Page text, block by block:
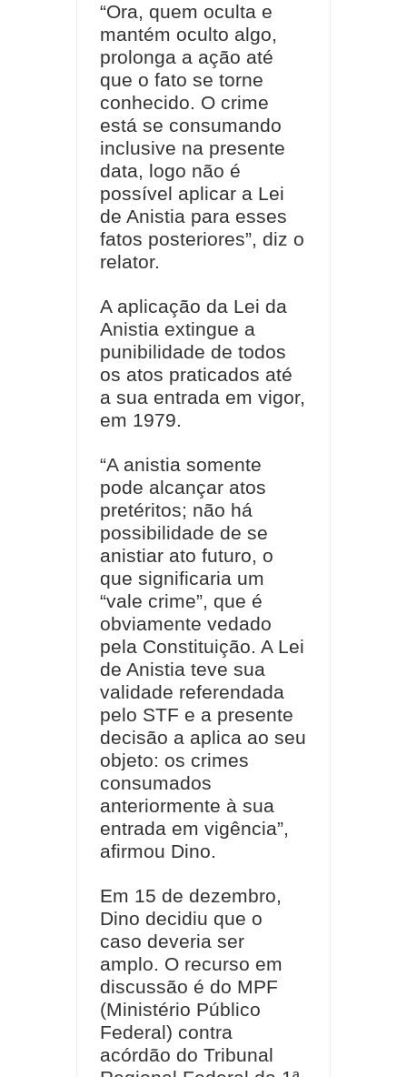
“Ora, quem oculta e
mantém oculto algo,
prolonga a ação até
que o fato se torne
conhecido. O crime
está se consumando
inclusive na presente
data, logo não é
possível aplicar a Lei
de Anistia para esses
fatos posteriores”, diz o
relator.
A aplicação da Lei da
Anistia extingue a
punibilidade de todos
os atos praticados até
a sua entrada em vigor,
em 1979.
“A anistia somente
pode alcançar atos
pretéritos; não há
possibilidade de se
anistiar ato futuro, o
que significaria um
“vale crime”, que é
obviamente vedado
pela Constituição. A Lei
de Anistia teve sua
validade referendada
pelo STF e a presente
decisão a aplica ao seu
objeto: os crimes
consumados
anteriormente à sua
entrada em vigência”,
afirmou Dino.
Em 15 de dezembro,
Dino decidiu que o
caso deveria ser
amplo. O recurso em
discussão é do MPF
(Ministério Público
Federal) contra
acórdão do Tribunal